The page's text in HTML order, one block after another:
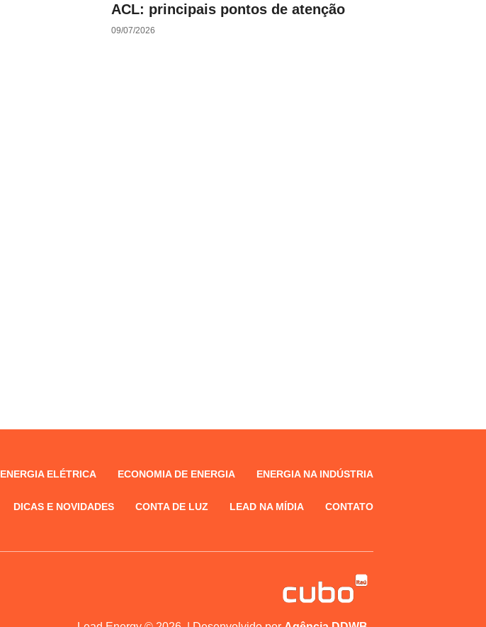
ACL: principais pontos de atenção
09/07/2026
ENERGIA ELÉTRICA ECONOMIA DE ENERGIA ENERGIA NA INDÚSTRIA
DICAS E NOVIDADES CONTA DE LUZ LEAD NA MÍDIA CONTATO